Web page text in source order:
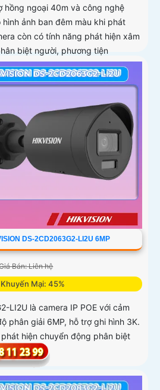
hồng ngoại 40m và công nghệ
ảnh ban đêm màu khi phát
còn có tính năng phát hiện xâm
biệt người, phương tiện
DS-2CD2063G2-LI2U 6MP
Bán: Liên hệ
Khuyến Mại: 45%
LI2U là camera IP POE với cảm
phân giải 6MP, hỗ trợ ghi hình 3K.
hiện chuyển động phân biệt